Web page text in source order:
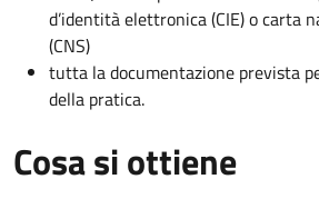
d’identità elettronica (CIE) o carta
(CNS)
tutta la documentazione prevista
della pratica.
Cosa si ottiene